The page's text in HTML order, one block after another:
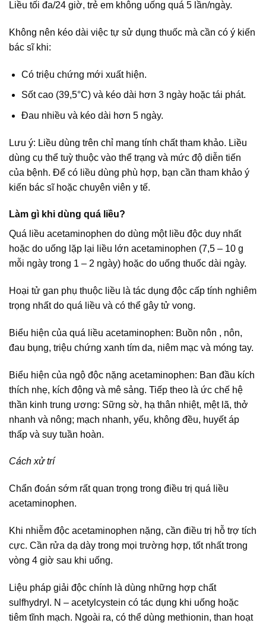
Liều tối đa/24 giờ, trẻ em không uống quá 5 lần/ngày.
Không nên kéo dài việc tự sử dụng thuốc mà cần có ý kiến
bác sĩ khi:
Có triệu chứng mới xuất hiện.
Sốt cao (39,5°C) và kéo dài hơn 3 ngày hoặc tái phát.
Đau nhiều và kéo dài hơn 5 ngày.
Lưu ý: Liều dùng trên chỉ mang tính chất tham khảo. Liều
dùng cụ thể tuỳ thuộc vào thể trạng và mức độ diễn tiến
của bệnh. Để có liều dùng phù hợp, bạn cần tham khảo ý
kiến bác sĩ hoặc chuyên viên y tế.
Làm gì khi dùng quá liều?
Quá liều acetaminophen do dùng một liều độc duy nhất
hoặc do uống lặp lại liều lớn acetaminophen (7,5 – 10 g
mỗi ngày trong 1 – 2 ngày) hoặc do uống thuốc dài ngày.
Hoại tử gan phụ thuộc liều là tác dụng độc cấp tính nghiêm
trọng nhất do quá liều và có thể gây tử vong.
Biểu hiện của quá liều acetaminophen: Buồn nôn , nôn,
đau bụng, triệu chứng xanh tím da, niêm mạc và móng tay.
Biểu hiện của ngộ độc nặng acetaminophen: Ban đầu kích
thích nhẹ, kích động và mê sảng. Tiếp theo là ức chế hệ
thần kinh trung ương: Sững sờ, hạ thân nhiệt, mệt lã, thở
nhanh và nông; mạch nhanh, yếu, không đều, huyết áp
thấp và suy tuần hoàn.
Cách xử trí
Chẩn đoán sớm rất quan trọng trong điều trị quá liều
acetaminophen.
Khi nhiễm độc acetaminophen nặng, cần điều trị hỗ trợ tích
cực. Cần rửa dạ dày trong mọi trường hợp, tốt nhất trong
vòng 4 giờ sau khi uống.
Liệu pháp giải độc chính là dùng những hợp chất
sulfhydryI. N – acetylcystein có tác dụng khi uống hoặc
tiêm tĩnh mạch. Ngoài ra, có thể dùng methionin, than hoạt